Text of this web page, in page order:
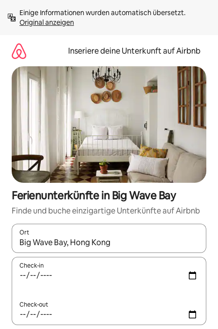
Inhalten
springenOriginal anzeigen
Inseriere deine Unterkunft auf Airbnb
Ferienunterkünfte in Big Wave Bay
Finde und buche einzigartige Unterkünfte auf Airbnb
Ort
Wenn Ergebnisse verfügbar sind, navigiere mit den
Check-in
Check-out